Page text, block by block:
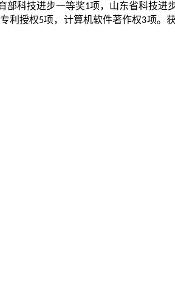
部科技进步一等奖1项，山东省科技进
利授权5项，计算机软件著作权3项。